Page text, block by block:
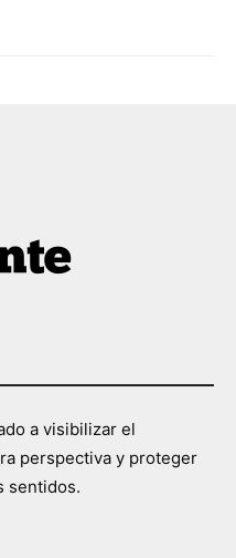
a visibilizar el
perspectiva y proteger
sentidos.